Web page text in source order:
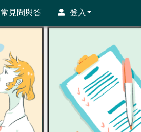
常見問與答 登入